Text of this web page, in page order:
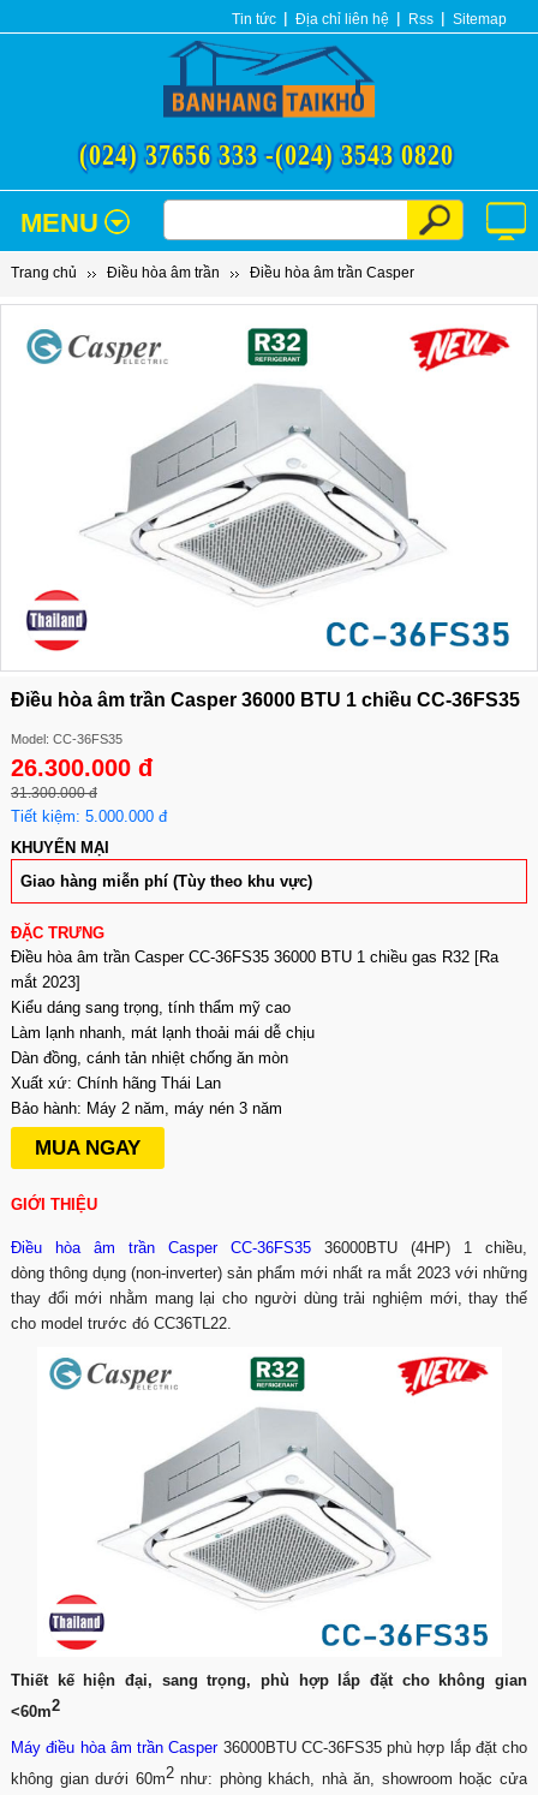
Tin tức Địa chỉ liên hệ Rss Sitemap
(024) 37656 333 -(024) 3543 0820
MENU
Trang chủ Điều hòa âm trần Điều hòa âm trần Casper
Điều hòa âm trần Casper 36000 BTU 1 chiều CC-36FS35
Model: CC-36FS35
26.300.000 đ
31.300.000 đ
Tiết kiệm: 5.000.000 đ
KHUYẾN MẠI
Giao hàng miễn phí (Tùy theo khu vực)
ĐẶC TRƯNG
Điều hòa âm trần Casper CC-36FS35 36000 BTU 1 chiều gas R32 [Ra
mắt 2023]
Kiểu dáng sang trọng, tính thẩm mỹ cao
Làm lạnh nhanh, mát lạnh thoải mái dễ chịu
Dàn đồng, cánh tản nhiệt chống ăn mòn
Xuất xứ: Chính hãng Thái Lan
Bảo hành: Máy 2 năm, máy nén 3 năm
MUA NGAY
GIỚI THIỆU
Điều hòa âm trần Casper CC-36FS35 36000BTU (4HP) 1 chiều,
dòng thông dụng (non-inverter) sản phẩm mới nhất ra mắt 2023 với những
thay đổi mới nhằm mang lại cho người dùng trải nghiệm mới, thay thế
cho model trước đó CC36TL22.
Thiết kế hiện đại, sang trọng, phù hợp lắp đặt cho không gian
<60m2
Máy điều hòa âm trần Casper36000BTU CC-36FS35 phù hợp lắp đặt cho
không gian dưới 60m2như: phòng khách, nhà ăn, showroom hoặc cửa